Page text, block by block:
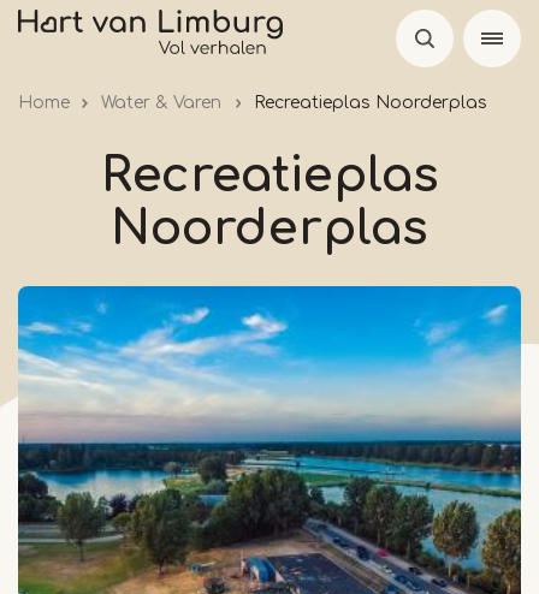
Overslaan
Home Water & Varen Recreatieplas Noorderplas
Recreatieplas
Noorderplas